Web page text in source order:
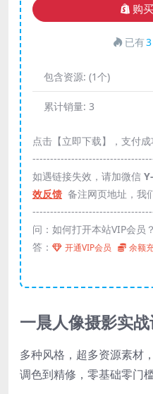
购
已有3
包含资源: (1个)
累计销量: 3
点击【立即下载】，支付
如遇链接失效，请加微信
效反馈 备注网页地址，我
问：如何打开本站VIP会员
答：
开通VIP会员 余额
一晨人像摄影实
多种风格，超多资源素材
调色到精修，零基础零门